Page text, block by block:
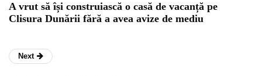
A vrut să își construiască o casă de vacanță pe
Clisura Dunării fără a avea avize de mediu
Next